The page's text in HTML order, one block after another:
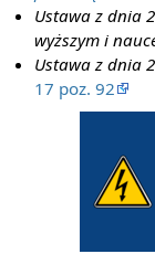
Ustawa z dnia
wyższym i
Ustawa z dnia
17 poz. 92